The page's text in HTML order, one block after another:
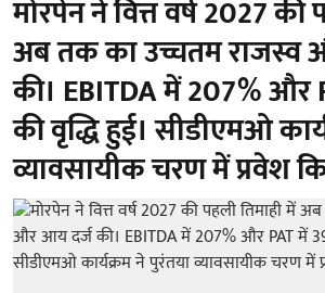
मोरपेन ने वित्त वर्ष 2027 की
अब तक का उच्चतम राजस्व
की। EBITDA में 207% और
की वृद्धि हुई। सीडीएमओ
व्यावसायीक चरण में प्रवेश